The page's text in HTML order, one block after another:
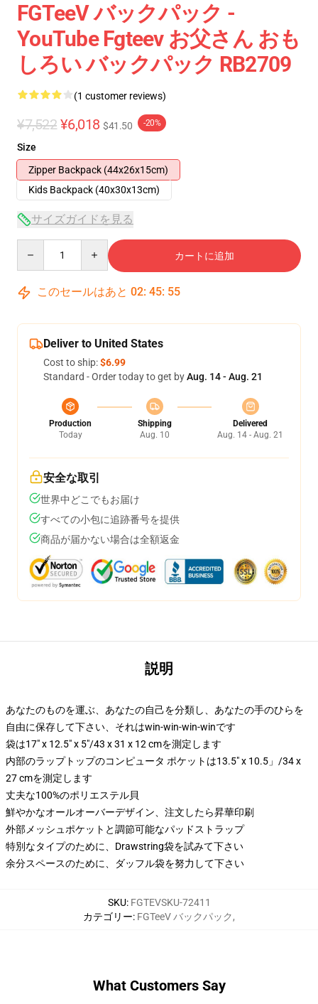
FGTeeV バックパック -
YouTube Fgteev お父さん おも
しろい バックパック RB2709
(1 customer reviews)
¥7,522 ¥6,018 $41.50 -20%
Size
Zipper Backpack (44x26x15cm)
Kids Backpack (40x30x13cm)
サイズガイドを見る
カートに追加
このセールはあと 02: 45: 54
Deliver to United States
Cost to ship:$6.99
Standard - Order today to get byAug. 14 - Aug. 21
Production
Today
Shipping
Aug. 10
Delivered
Aug. 14 - Aug. 21
安全な取引
世界中どこでもお届け
すべての小包に追跡番号を提供
商品が届かない場合は全額返金
説明
あなたのものを運ぶ、あなたの自己を分類し、あなたの手のひらを
自由に保存して下さい、それはwin-win-win-winです
袋は17" x 12.5" x 5"/43 x 31 x 12 cmを測定します
内部のラップトップのコンピュータ ポケットは13.5" x 10.5」/34 x
27 cmを測定します
丈夫な100%のポリエステル貝
鮮やかなオールオーバーデザイン、注文したら昇華印刷
外部メッシュポケットと調節可能なパッドストラップ
特別なタイプのために、Drawstring袋を試みて下さい
余分スペースのために、ダッフル袋を努力して下さい
SKU: FGTEVSKU-72411
カテゴリー: FGTeeV バックパック,
What Customers Say